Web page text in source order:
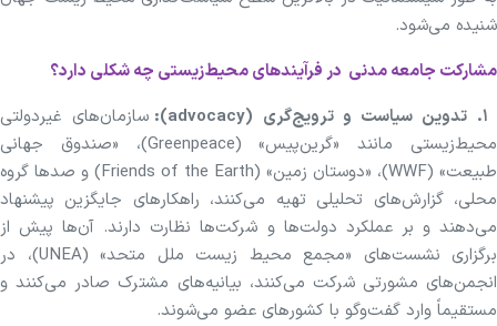
شنیده می‌شود.
مشارکت جامعه مدنی در فرآیندهای محیط‌زیستی چه شکلی دارد؟
سازمان‌های غیردولتی
محیط‌زیستی مانند «گرین‌پیس» (Greenpeace)، «صندوق جهانی
طبیعت» (WWF)، «دوستان زمین» (Friends of the Earth) و صدها گروه
محلی، گزارش‌های تحلیلی تهیه می‌کنند، راهکارهای جایگزین پیشنهاد
می‌دهند و بر عملکرد دولت‌ها و شرکت‌ها نظارت دارند. آن‌ها پیش از
برگزاری نشست‌های «مجمع محیط زیست ملل متحد» (UNEA)، در
انجمن‌های مشورتی شرکت می‌کنند، بیانیه‌های مشترک صادر می‌کنند و
مستقیماً وارد گفت‌وگو با کشورهای عضو می‌شوند.